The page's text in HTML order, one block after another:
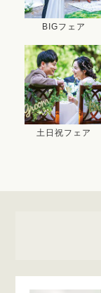
BIGフェア
土日祝フェア